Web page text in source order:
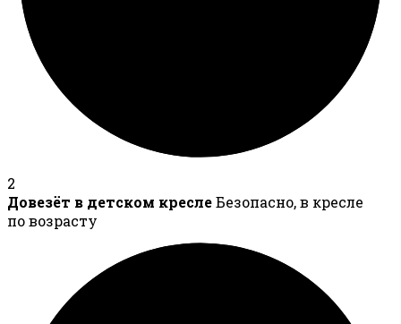
2
Довезёт в детском креслеБезопасно, в кресле
по возрасту